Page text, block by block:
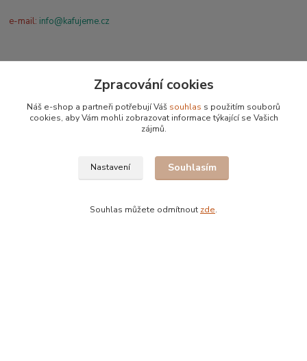
e-mail: info@kafujeme.cz
Původ
Zpracování cookies
Náš e-shop a partneři potřebují Váš souhlas s použitím souborů
cookies, aby Vám mohli zobrazovat informace týkající se Vašich
zájmů.
Nastavení Souhlasím
Souhlas můžete odmítnout zde.